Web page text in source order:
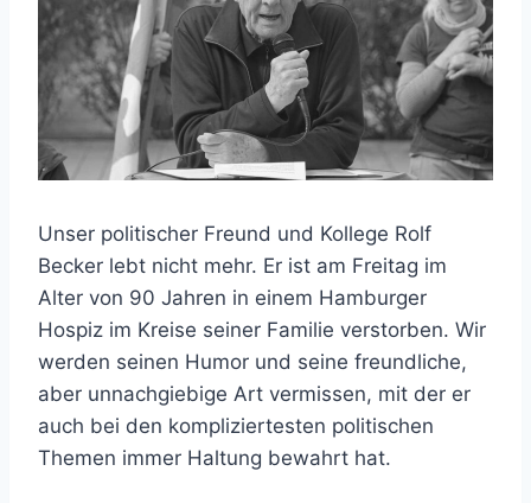
Unser politischer Freund und Kollege Rolf
Becker lebt nicht mehr. Er ist am Freitag im
Alter von 90 Jahren in einem Hamburger
Hospiz im Kreise seiner Familie verstorben. Wir
werden seinen Humor und seine freundliche,
aber unnachgiebige Art vermissen, mit der er
auch bei den kompliziertesten politischen
Themen immer Haltung bewahrt hat.